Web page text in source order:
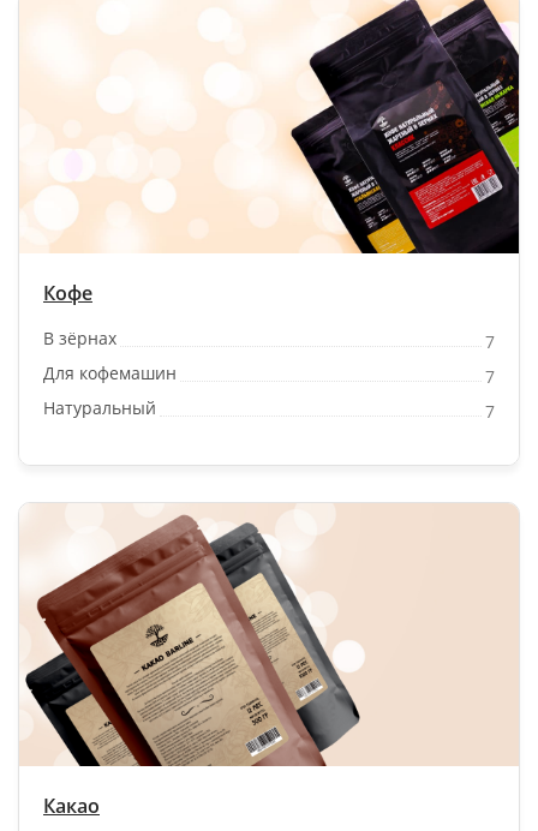
Кофе
В зёрнах
7
Для кофемашин
7
Натуральный
7
Какао